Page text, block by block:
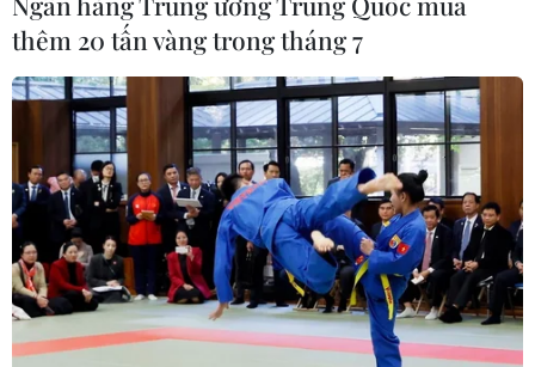
thêm 20 tấn vàng trong tháng 7